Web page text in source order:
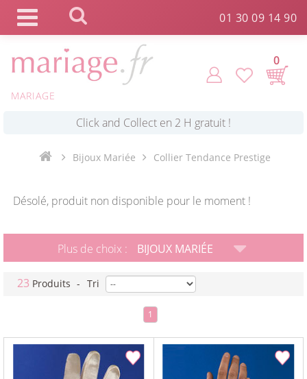
01 30 09 14 90
MARIAGE
0
Commande expédiée en 24h ! *
Payez votre commande en 4X sans frais*
Bijoux Mariée Collier Tendance Prestige
Désolé, produit non disponible pour le moment !
Plus de choix : BIJOUX MARIÉE
23 Produits - Tri
1
Panneau de gestion des cookies